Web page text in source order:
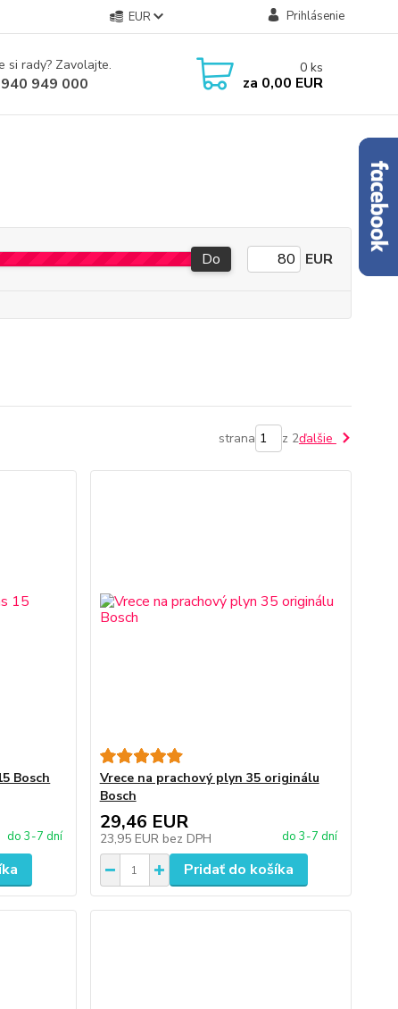
EUR Prihlásenie
si rady? Zavolajte.
949 000
0 ks
za 0,00 EUR
Do EUR
strana z 2ďalšie
Bosch
do 3-7 dní
Vrece na prachový plyn 35 originálu
Bosch
29,46 EUR
23,95 EUR bez DPH do 3-7 dní
Pridať do košíka